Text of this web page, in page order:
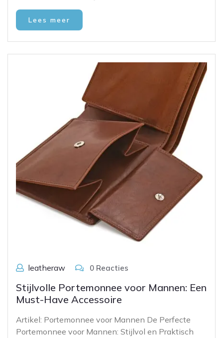
Lees meer
leatheraw 0 Reacties
Stijlvolle Portemonnee voor Mannen: Een
Must-Have Accessoire
Artikel: Portemonnee voor Mannen De Perfecte
Portemonnee voor Mannen: Stijlvol en Praktisch